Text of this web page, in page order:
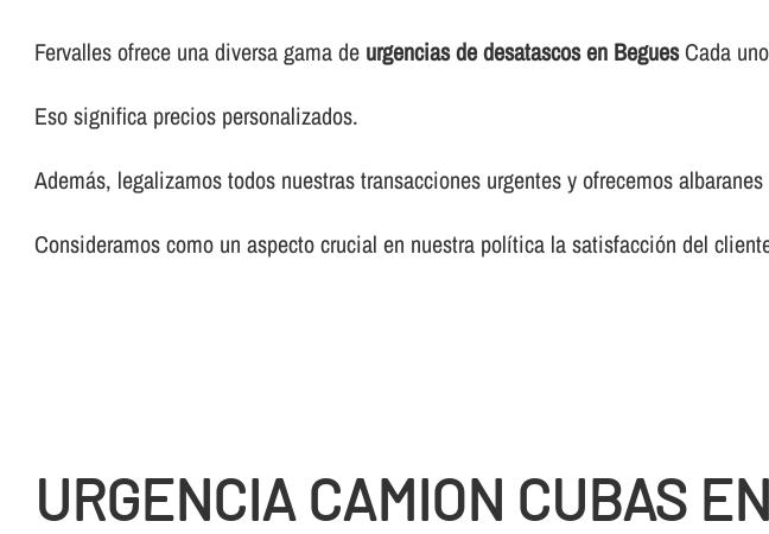
Fervalles ofrece una diversa gama de urgencias de desatascos en BeguesCada
Eso significa precios personalizados.
Además, legalizamos todos nuestras transacciones urgentes y ofrecemos
Consideramos como un aspecto crucial en nuestra polí­tica la satisfacción del
URGENCIA CAMION CUBAS